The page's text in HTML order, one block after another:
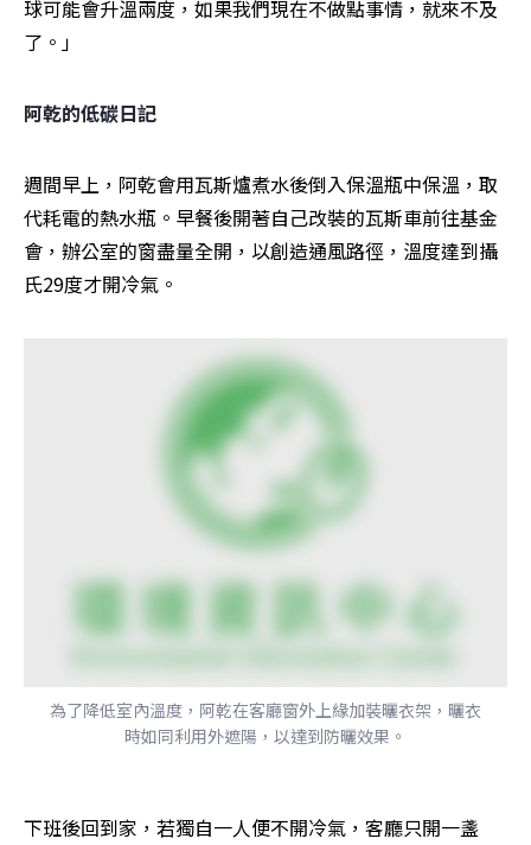
球可能會升溫兩度，如果我們現在不做點事情，就來不及
了。」
阿乾的低碳日記
週間早上，阿乾會用瓦斯爐煮水後倒入保溫瓶中保溫，取
代耗電的熱水瓶。早餐後開著自己改裝的瓦斯車前往基金
會，辦公室的窗盡量全開，以創造通風路徑，溫度達到攝
氏29度才開冷氣。
為了降低室內溫度，阿乾在客廳窗外上緣加裝曬衣架，曬衣
時如同利用外遮陽，以達到防曬效果。
下班後回到家，若獨自一人便不開冷氣，客廳只開一盞